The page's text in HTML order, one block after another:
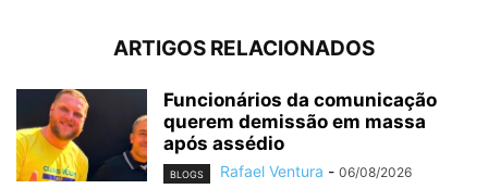
ARTIGOS RELACIONADOS
Funcionários da comunicação
querem demissão em massa
após assédio
BLOGS Rafael Ventura - 06/08/2026